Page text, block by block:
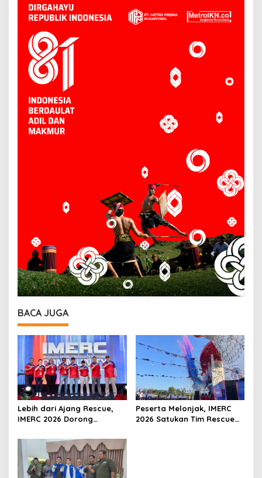
BACA JUGA
Lebih dari Ajang Rescue,
IMERC 2026 Dorong
Kompeten untuk Indonesia
Peserta Melonjak, IMERC
2026 Satukan Tim Rescue